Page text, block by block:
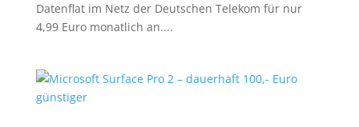
Datenflat im Netz der Deutschen Telekom für nur
4,99 Euro monatlich an....